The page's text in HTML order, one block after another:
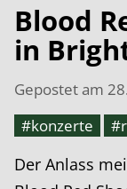
Blood
in
Gepostet am
#konzerte
Der Anlass